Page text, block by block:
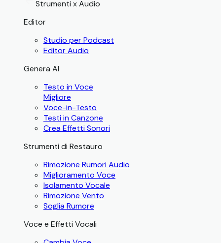
Strumenti x Audio
Editor
Studio per Podcast
Editor Audio
Genera AI
Testo in Voce
Migliore
Voce-in-Testo
Testi in Canzone
Crea Effetti Sonori
Strumenti di Restauro
Rimozione Rumori Audio
Miglioramento Voce
Isolamento Vocale
Rimozione Vento
Soglia Rumore
Voce e Effetti Vocali